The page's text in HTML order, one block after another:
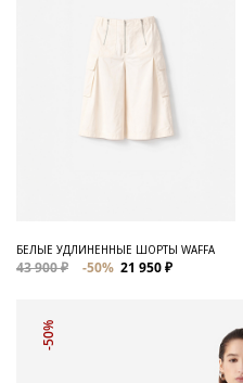
БЕЛЫЕ УДЛИНЕННЫЕ ШОРТЫ WAFFA
43 900 ₽ -50% 21 950 ₽
-50%